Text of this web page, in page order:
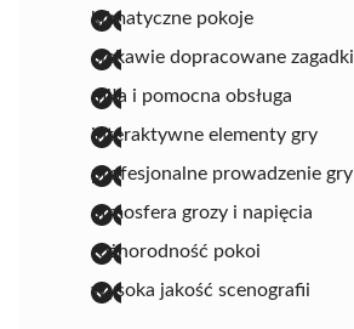
klimatyczne pokoje
ciekawie dopracowane zagadki
miła i pomocna obsługa
interaktywne elementy gry
profesjonalne prowadzenie gry
atmosfera grozy i napięcia
różnorodność pokoi
wysoka jakość scenografii